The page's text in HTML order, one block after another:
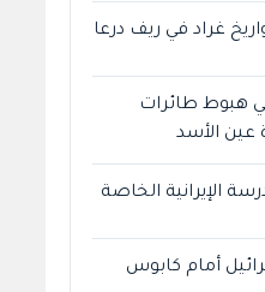
غراد في ريف درعا
هبوط طائرات
عين الأسد
الإيرانية الخاصة
أمام كابوس